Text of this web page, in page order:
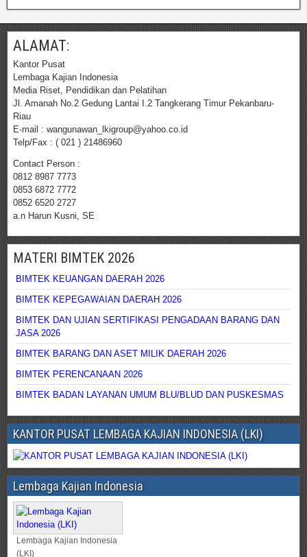
ALAMAT:
Kantor Pusat
Lembaga Kajian Indonesia
Media Riset, Pendidikan dan Pelatihan
Jl. Amanah No.2 Gedung Lantai I.2 Tangkerang Timur Pekanbaru-
Riau
E-mail : wangunawan_lkigroup@yahoo.co.id
Telp/Fax : ( 021 ) 21486960
Contact Person :
0812 8987 7773
0853 6872 7772
0852 6520 2727
a.n Harun Kusni, SE
MATERI BIMTEK 2026
BIMTEK KEUANGAN DAERAH 2026
BIMTEK KEPEGAWAIAN DAERAH 2026
BIMTEK DAN UJIAN SERTIFIKASI PENGADAAN BARANG DAN
JASA 2026
BIMTEK BARANG DAN ASET MILIK DAERAH 2026
BIMTEK PERENCANAAN 2026
BIMTEK BADAN LAYANAN UMUM BLU/BLUD DAN PUSKESMAS
KANTOR PUSAT LEMBAGA KAJIAN INDONESIA (LKI)
Lembaga Kajian Indonesia
Lembaga Kajian Indonesia
(LKI)